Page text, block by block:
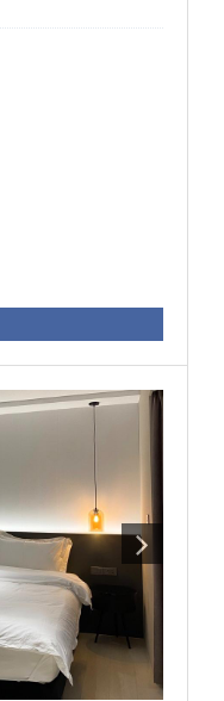
間，
光，
、兄弟或閨蜜還是